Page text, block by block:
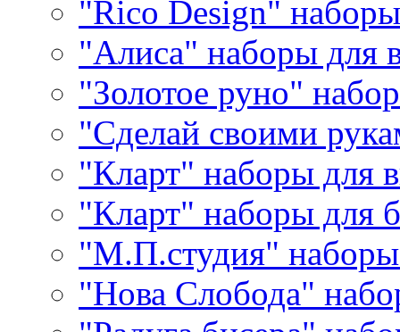
"Rico Design"
"Алиса" наборы для
"Золотое руно"
"Сделай своими
"Кларт" наборы для
"Кларт" наборы для
"М.П.студия"
"Нова Слобода"